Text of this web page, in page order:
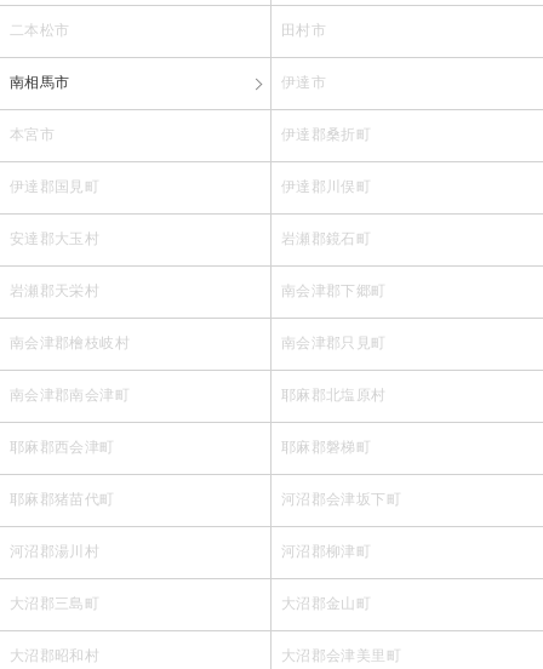
二本松市 田村市
南相馬市 伊達市
本宮市 伊達郡桑折町
伊達郡国見町 伊達郡川俣町
安達郡大玉村 岩瀬郡鏡石町
岩瀬郡天栄村 南会津郡下郷町
南会津郡檜枝岐村 南会津郡只見町
南会津郡南会津町 耶麻郡北塩原村
耶麻郡西会津町 耶麻郡磐梯町
耶麻郡猪苗代町 河沼郡会津坂下町
河沼郡湯川村 河沼郡柳津町
大沼郡三島町 大沼郡金山町
大沼郡昭和村 大沼郡会津美里町